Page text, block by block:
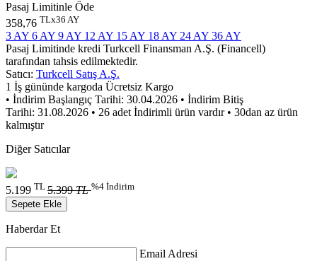
Pasaj Limitinle Öde
358,76 TLx36 AY
3 AY 6 AY 9 AY 12 AY 15 AY 18 AY 24 AY 36 AY
Pasaj Limitinde kredi Turkcell Finansman A.Ş. (Financell)
tarafından tahsis edilmektedir.
Satıcı: Turkcell Satış A.Ş.
1 İş gününde kargoda Ücretsiz Kargo
• İndirim Başlangıç Tarihi: 30.04.2026 • İndirim Bitiş
Tarihi: 31.08.2026 • 26 adet İndirimli ürün vardır • 30dan az ürün
kalmıştır
Diğer Satıcılar
5.199 TL 5.399TL%4 İndirim
Sepete Ekle
Haberdar Et
Email Adresi